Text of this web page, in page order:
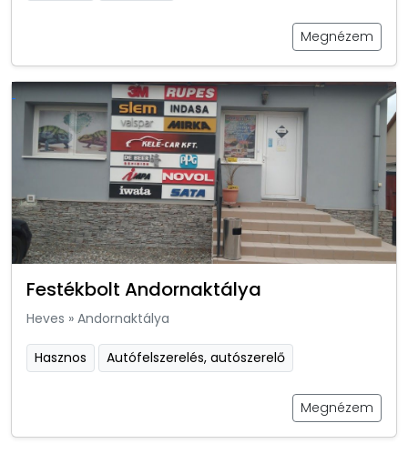
Megnézem
Festékbolt Andornaktálya
Heves » Andornaktálya
Hasznos Autófelszerelés, autószerelő
Megnézem